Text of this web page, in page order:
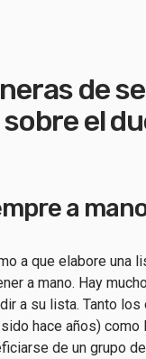
de
el
a
a que elabore
a mano. Hay
a su lista. Tanto
hace años)
de un grupo